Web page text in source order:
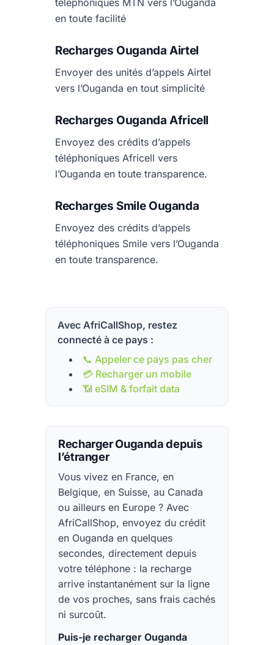
en toute facilité
Recharges Ouganda Airtel
Envoyer des unités d’appels Airtel
vers l’Ouganda en tout simplicité
Recharges Ouganda Africell
Envoyez des crédits d’appels
téléphoniques Africell vers
l’Ouganda en toute transparence.
Recharges Smile Ouganda
Envoyez des crédits d’appels
téléphoniques Smile vers l’Ouganda
en toute transparence.
Avec AfriCallShop, restez
connecté à ce pays :
📞 Appeler ce pays pas cher
💳 Recharger un mobile
📶 eSIM & forfait data
Recharger Ouganda depuis
l’étranger
Vous vivez en France, en
Belgique, en Suisse, au Canada
ou ailleurs en Europe ? Avec
AfriCallShop, envoyez du crédit
en Ouganda en quelques
secondes, directement depuis
votre téléphone : la recharge
arrive instantanément sur la ligne
de vos proches, sans frais cachés
ni surcoût.
Puis-je recharger Ouganda